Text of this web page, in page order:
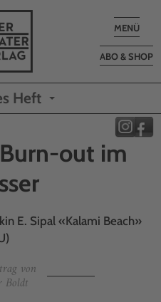
Toggle
MENÜ
ABO & SHOP
Heft
out im
E. Sipal «Kalami Beach»
von
Boldt